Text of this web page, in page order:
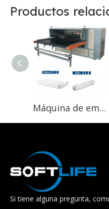
Productos
Máquina de embalaje de rollos de máquina para uso de colchones
Si tiene alguna pregunta,